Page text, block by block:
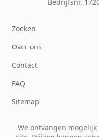
Bedrijfsnr.
Zoeken
Over ons
Contact
FAQ
Sitemap
We ontvangen